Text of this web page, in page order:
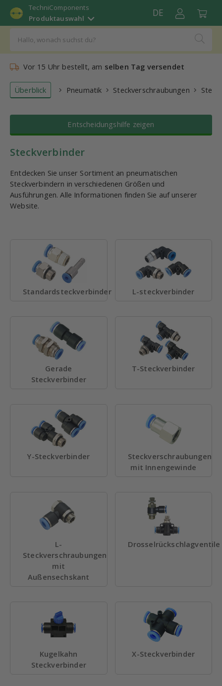
TechniComponents
Produktauswahl
DE
Vor 15 Uhr bestellt, am selben Tag versendet
Überblick Pneumatik Steckverschraubungen
Entscheidungshilfe zeigen
Steckverbinder
Entdecken Sie unser Sortiment an pneumatischen
Steckverbindern in verschiedenen Größen und
Ausführungen. Alle Informationen finden Sie auf unserer
Website.
Standardsteckverbinder L-steckverbinder
Gerade
Steckverbinder
T-Steckverbinder
Y-Steckverbinder
Steckverschraubungen
mit Innengewinde
L-
Steckverschraubungen
mit
Außensechskant
Drosselrückschlagventile
Kugelkahn
Steckverbinder
X-Steckverbinder